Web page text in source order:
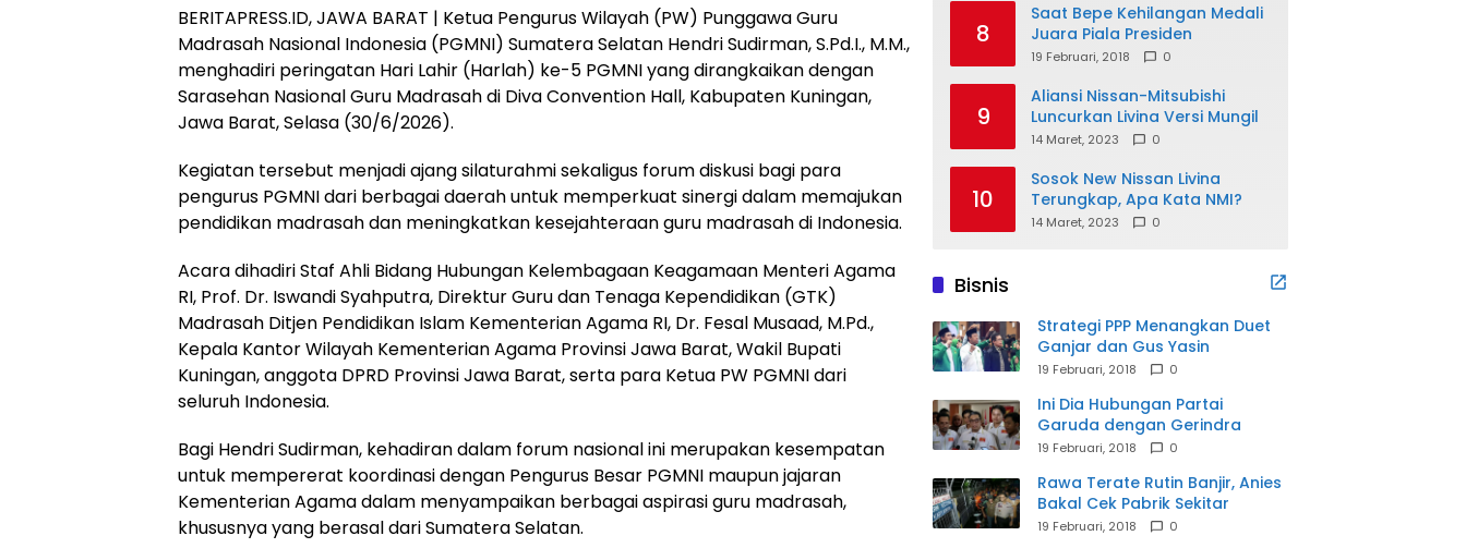
BERITAPRESS.ID, JAWA BARAT | Ketua Pengurus Wilayah (PW) Punggawa Guru
Madrasah Nasional Indonesia (PGMNI) Sumatera Selatan Hendri Sudirman, S.Pd.I., M.M.,
menghadiri peringatan Hari Lahir (Harlah) ke-5 PGMNI yang dirangkaikan dengan
Sarasehan Nasional Guru Madrasah di Diva Convention Hall, Kabupaten Kuningan,
Jawa Barat, Selasa (30/6/2026).
Kegiatan tersebut menjadi ajang silaturahmi sekaligus forum diskusi bagi para
pengurus PGMNI dari berbagai daerah untuk memperkuat sinergi dalam memajukan
pendidikan madrasah dan meningkatkan kesejahteraan guru madrasah di Indonesia.
Acara dihadiri Staf Ahli Bidang Hubungan Kelembagaan Keagamaan Menteri Agama
RI, Prof. Dr. Iswandi Syahputra, Direktur Guru dan Tenaga Kependidikan (GTK)
Madrasah Ditjen Pendidikan Islam Kementerian Agama RI, Dr. Fesal Musaad, M.Pd.,
Kepala Kantor Wilayah Kementerian Agama Provinsi Jawa Barat, Wakil Bupati
Kuningan, anggota DPRD Provinsi Jawa Barat, serta para Ketua PW PGMNI dari
seluruh Indonesia.
Bagi Hendri Sudirman, kehadiran dalam forum nasional ini merupakan kesempatan
untuk mempererat koordinasi dengan Pengurus Besar PGMNI maupun jajaran
Kementerian Agama dalam menyampaikan berbagai aspirasi guru madrasah,
khususnya yang berasal dari Sumatera Selatan.
8
Saat Bepe Kehilangan Medali
Juara Piala Presiden
19 Februari, 2018 0
9
Aliansi Nissan-Mitsubishi
Luncurkan Livina Versi Mungil
14 Maret, 2023 0
10
Sosok New Nissan Livina
Terungkap, Apa Kata NMI?
14 Maret, 2023 0
Bisnis
Strategi PPP Menangkan Duet
Ganjar dan Gus Yasin
19 Februari, 2018 0
Ini Dia Hubungan Partai
Garuda dengan Gerindra
19 Februari, 2018 0
Rawa Terate Rutin Banjir, Anies
Bakal Cek Pabrik Sekitar
19 Februari, 2018 0